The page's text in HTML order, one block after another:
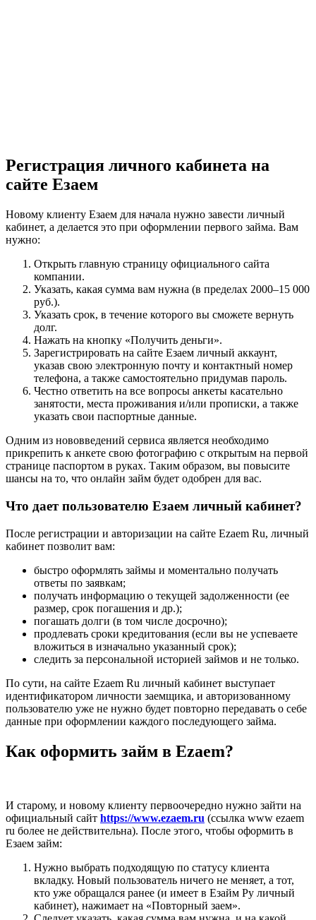
Регистрация личного кабинета на
сайте Езаем
Новому клиенту Езаем для начала нужно завести личный
кабинет, а делается это при оформлении первого займа. Вам
нужно:
Открыть главную страницу официального сайта
компании.
Указать, какая сумма вам нужна (в пределах 2000–15 000
руб.).
Указать срок, в течение которого вы сможете вернуть
долг.
Нажать на кнопку «Получить деньги».
Зарегистрировать на сайте Езаем личный аккаунт,
указав свою электронную почту и контактный номер
телефона, а также самостоятельно придумав пароль.
Честно ответить на все вопросы анкеты касательно
занятости, места проживания и/или прописки, а также
указать свои паспортные данные.
Одним из нововведений сервиса является необходимо
прикрепить к анкете свою фотографию с открытым на первой
странице паспортом в руках. Таким образом, вы повысите
шансы на то, что онлайн займ будет одобрен для вас.
Что дает пользователю Езаем личный кабинет?
После регистрации и авторизации на сайте Ezaem Ru, личный
кабинет позволит вам:
быстро оформлять займы и моментально получать
ответы по заявкам;
получать информацию о текущей задолженности (ее
размер, срок погашения и др.);
погашать долги (в том числе досрочно);
продлевать сроки кредитования (если вы не успеваете
вложиться в изначально указанный срок);
следить за персональной историей займов и не только.
По сути, на сайте Ezaem Ru личный кабинет выступает
идентификатором личности заемщика, и авторизованному
пользователю уже не нужно будет повторно передавать о себе
данные при оформлении каждого последующего займа.
Как оформить займ в Ezaem?
И старому, и новому клиенту первоочередно нужно зайти на
официальный сайт https://www.ezaem.ru (ссылка www ezaem
ru более не действительна). После этого, чтобы оформить в
Езаем займ:
Нужно выбрать подходящую по статусу клиента
вкладку. Новый пользователь ничего не меняет, а тот,
кто уже обращался ранее (и имеет в Езайм Ру личный
кабинет), нажимает на «Повторный заем».